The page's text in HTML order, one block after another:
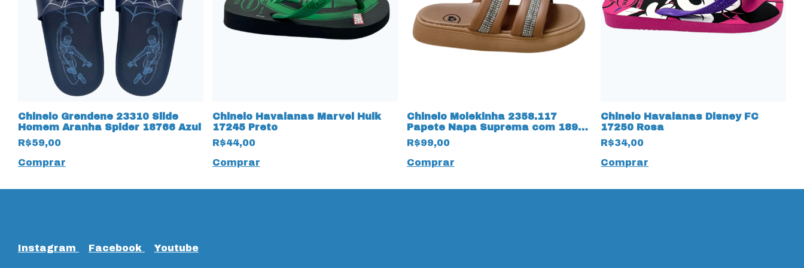
Chinelo Grendene 23310 Slide
Homem Aranha Spider 18766 Azul
R$59,00
Comprar
Chinelo Havaianas Marvel Hulk
17245 Preto
R$44,00
Comprar
Chinelo Molekinha 2358.117
Papete Napa Suprema com 18923
Strass
R$99,00
Comprar
Chinelo Havaianas Disney FC
17250 Rosa
R$34,00
Comprar
Instagram Facebook Youtube